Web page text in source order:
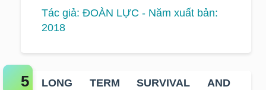
CANCER PATIENTS IN THE
ADVANCED STAGE
Tác giả: ĐOÀN LỰC - Năm xuất bản:
2018
LONG TERM SURVIVAL AND